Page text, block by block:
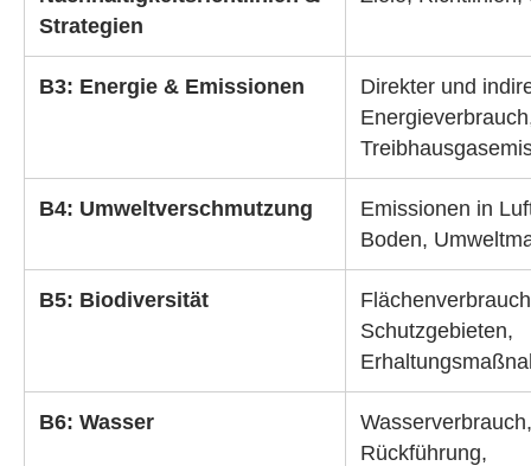
Strategien
B3: Energie & Emissionen
Direkter und
B4: Umweltverschmutzung
Emissionen in
Boden,
B5: Biodiversität
Schutzgebieten,
B6: Wasser
Wasserverbrauch,
Rückführung,